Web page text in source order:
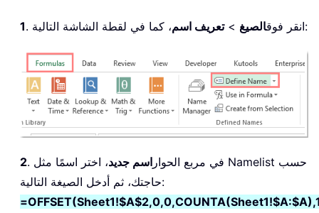
1 . انقر فوقالصيغ >تعريف اسم ، كما في لقطة الشاشة التالية:
2 . في مربع الحوار اسم جديد، اختر اسمًا مثل Namelist حسب
حاجتك، ثم أدخل الصيغة التالية: